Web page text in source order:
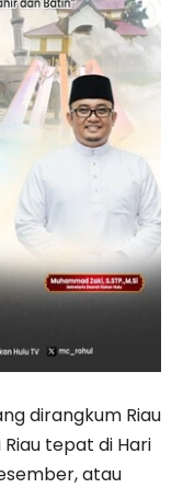
dirangkum Riau
tepat di Hari
atau